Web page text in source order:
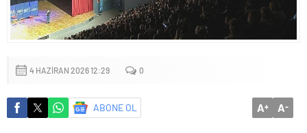
4 HAZIRAN 2026 12:29 0
ABONE OL A+ A-